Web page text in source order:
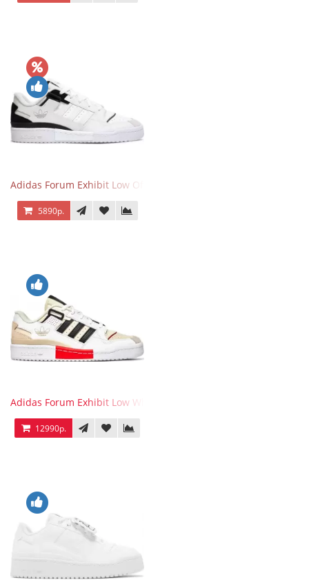
Adidas Forum Exhibit Low Off White Black
5890р.
Adidas Forum Exhibit Low White Vivid Red
12990р.